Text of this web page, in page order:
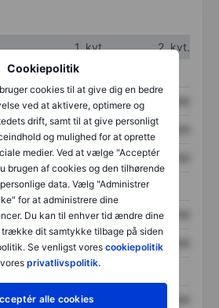
Cookiepolitik
cookies til at give dig en bedre
ved at aktivere, optimere og
drift, samt til at give personligt
og mulighed for at oprette
medier. Ved at vælge "Acceptér
brugen af cookies og den tilhørende
data. Vælg "Administrer
for at administrere dine
Du kan til enhver tid ændre dine
dit samtykke tilbage på siden
Se venligst vores cookiepolitik
privatlivspolitik.
alle cookies
1. kvt.
2. kvt.
XXXXXXX XXXXXXX
XXXXXXX XXXXXXX
XXXXXXX XXXXXXX
XXXXXXX XXXXXXX
XXXXXXX XXXXXXX
XXXXXXX